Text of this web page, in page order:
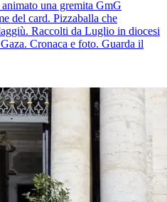
una gremita GmG
del card. Pizzaballa che
Raccolti da Luglio in diocesi
Cronaca e foto. Guarda il